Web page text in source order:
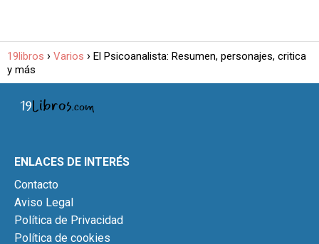
19libros Varios
El Psicoanalista: Resumen, personajes, critica
y más
ENLACES DE INTERÉS
Contacto
Aviso Legal
Política de Privacidad
Política de cookies